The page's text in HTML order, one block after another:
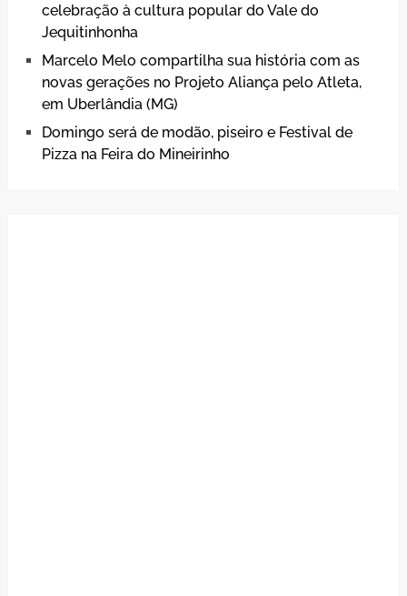
celebração à cultura popular do Vale do
Jequitinhonha
Marcelo Melo compartilha sua história com as
novas gerações no Projeto Aliança pelo Atleta,
em Uberlândia (MG)
Domingo será de modão, piseiro e Festival de
Pizza na Feira do Mineirinho